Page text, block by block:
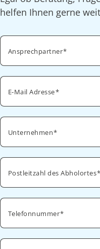
helfen Ihnen gerne
Ansprechpartner
E-Mail Adresse
Unternehmen
Postleitzahl des Abholortes
Telefonnummer